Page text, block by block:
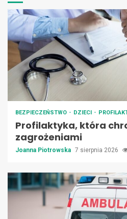
BEZPIECZEŃSTWO DZIECI
Profilaktyka, która
zagrożeniami
Joanna Piotrowska 7 sierpnia 2026